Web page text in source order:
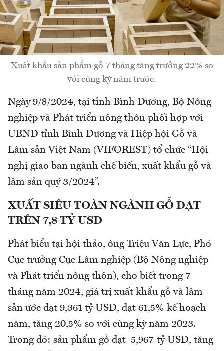
Xuất khẩu sản phẩm gỗ 7 tháng tăng trưởng 22% so
với cùng kỳ năm trước.
Ngày 9/8/2024, tại tỉnh Bình Dương, Bộ Nông
nghiệp và Phát triển nông thôn phối hợp với
UBND tỉnh Bình Dương và Hiệp hội Gỗ và
Lâm sản Việt Nam (VIFOREST) tổ chức “Hội
nghị giao ban ngành chế biến, xuất khẩu gỗ và
lâm sản quý 3/2024”.
XUẤT SIÊU TOÀN NGÀNH GỖ ĐẠT
TRÊN 7,8 TỶ USD
Phát biểu tại hội thảo, ông Triệu Văn Lực, Phó
Cục trưởng Cục Lâm nghiệp (Bộ Nông nghiệp
và Phát triển nông thôn), cho biết trong 7
tháng năm 2024, giá trị xuất khẩu gỗ và lâm
sản ước đạt 9,361 tỷ USD, đạt 61,5% kế hoạch
năm, tăng 20,5% so với cùng kỳ năm 2023.
Trong đó: sản phẩm gỗ đạt 5,967 tỷ USD, tăng